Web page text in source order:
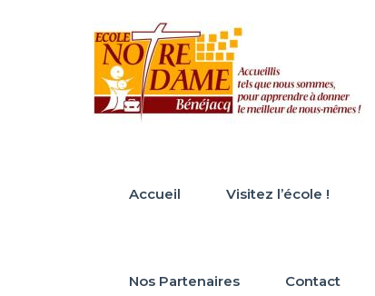
Accueil Visitez l’école !
Nos Partenaires Contact